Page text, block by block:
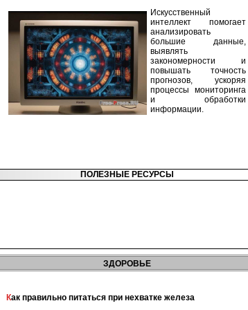
Искусственный
интеллект помогает
анализировать
большие данные,
выявлять
закономерности и
повышать точность
прогнозов, ускоряя
процессы мониторинга
и обработки
информации.
ПОЛЕЗНЫЕ РЕСУРСЫ
ЗДОРОВЬЕ
Как правильно питаться при нехватке железа